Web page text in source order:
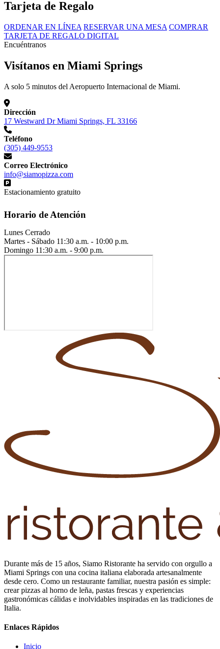
Tarjeta de Regalo
ORDENAR EN LÍNEA RESERVAR UNA MESA COMPRAR
TARJETA DE REGALO DIGITAL
Encuéntranos
Visítanos en Miami Springs
A solo 5 minutos del Aeropuerto Internacional de Miami.
Dirección
17 Westward Dr Miami Springs, FL 33166
Teléfono
(305) 449-9553
Correo Electrónico
info@siamopizza.com
Estacionamiento gratuito
Horario de Atención
Lunes Cerrado
Martes - Sábado 11:30 a.m. - 10:00 p.m.
Domingo 11:30 a.m. - 9:00 p.m.
Durante más de 15 años, Siamo Ristorante ha servido con orgullo a
Miami Springs con una cocina italiana elaborada artesanalmente
desde cero. Como un restaurante familiar, nuestra pasión es simple:
crear pizzas al horno de leña, pastas frescas y experiencias
gastronómicas cálidas e inolvidables inspiradas en las tradiciones de
Italia.
Enlaces Rápidos
Inicio